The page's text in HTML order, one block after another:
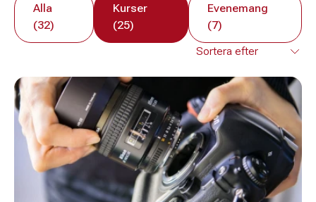
Alla
(32)
Kurser
(25)
Evenemang
(7)